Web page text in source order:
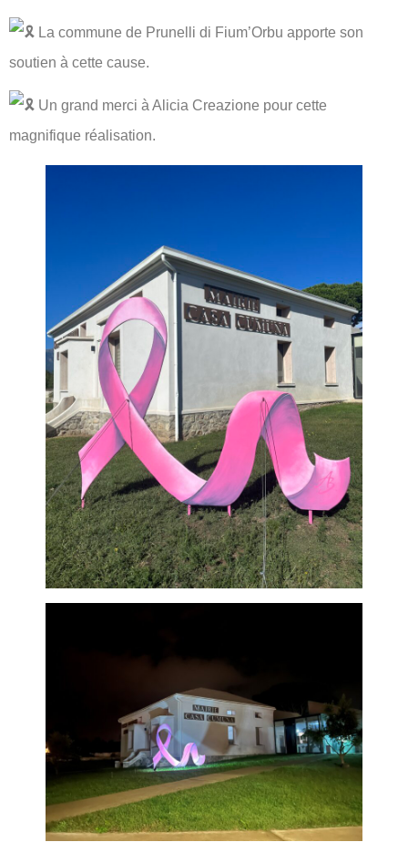
La commune de Prunelli di Fium’Orbu apporte son
soutien à cette cause.
Un grand merci à Alicia Creazione pour cette
magnifique réalisation.